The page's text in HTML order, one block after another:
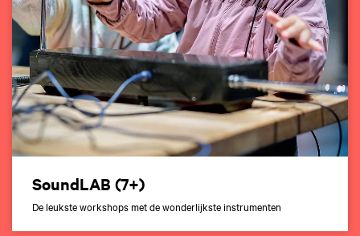
SoundLAB (7+)
De leukste workshops met de wonderlijkste instrumenten